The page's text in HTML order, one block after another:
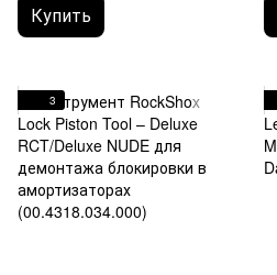
Купить
3